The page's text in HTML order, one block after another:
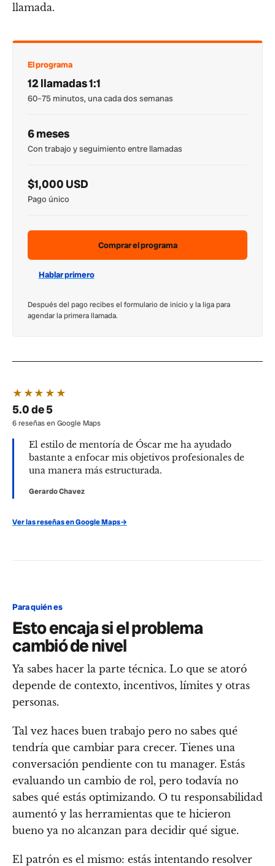
llamada.
El programa
12 llamadas 1:1
60–75 minutos, una cada dos semanas
6 meses
Con trabajo y seguimiento entre llamadas
$1,000 USD
Pago único
Comprar el programa
Hablar primero
Después del pago recibes el formulario de inicio y la liga para
agendar la primera llamada.
★★★★★
5.0 de 5
6 reseñas en Google Maps
El estilo de mentoría de Óscar me ha ayudado
bastante a enfocar mis objetivos profesionales de
una manera más estructurada.
Gerardo Chavez
Ver las reseñas en Google Maps→
Para quién es
Esto encaja si el problema
cambió de nivel
Ya sabes hacer la parte técnica. Lo que se atoró
depende de contexto, incentivos, límites y otras
personas.
Tal vez haces buen trabajo pero no sabes qué
tendría que cambiar para crecer. Tienes una
conversación pendiente con tu manager. Estás
evaluando un cambio de rol, pero todavía no
sabes qué estás optimizando. O tu responsabilidad
aumentó y las herramientas que te hicieron
bueno ya no alcanzan para decidir qué sigue.
El patrón es el mismo: estás intentando resolver